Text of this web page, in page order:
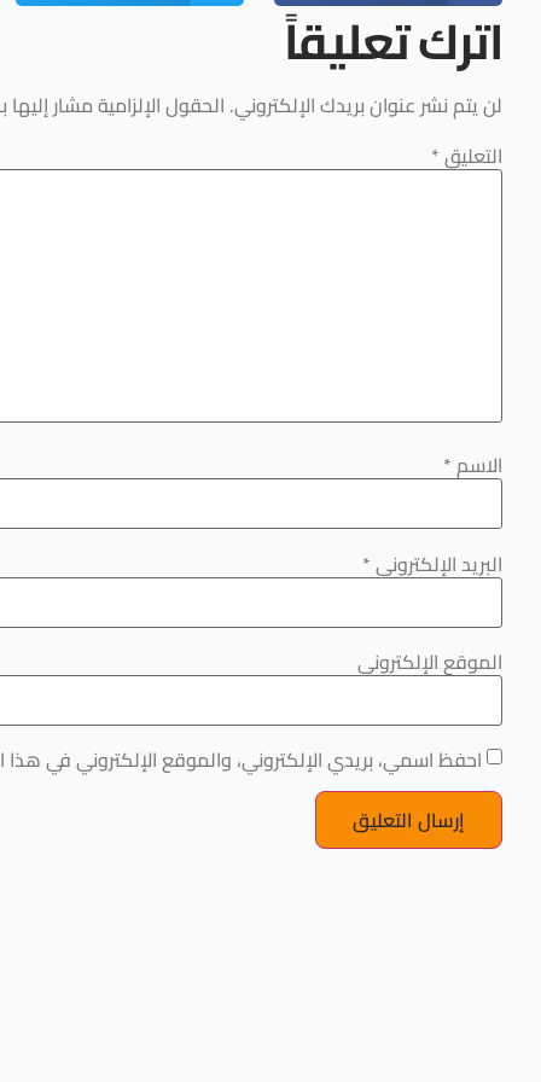
اترك تعليقاً
لن يتم نشر عنوان بريدك الإلكتروني. الحقول الإلزامية مشار إليها
التعليق*
الاسم*
البريد الإلكتروني*
الموقع الإلكتروني
احفظ اسمي، بريدي الإلكتروني، والموقع الإلكتروني في